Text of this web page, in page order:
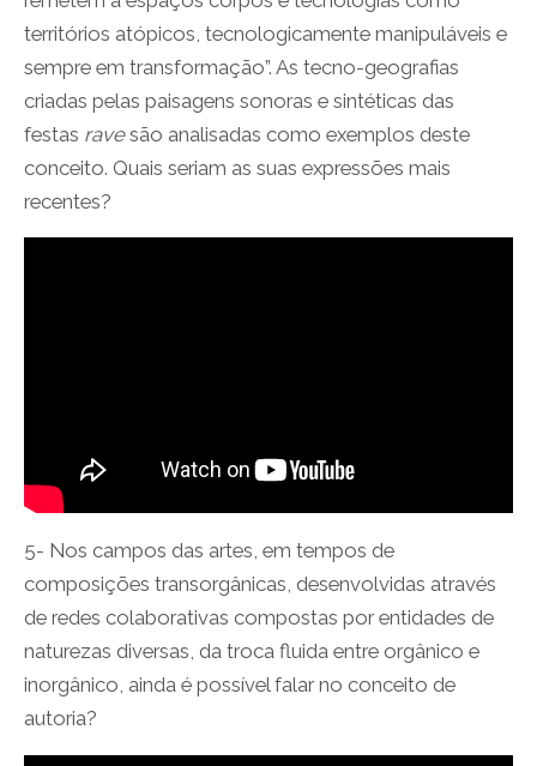
territórios atópicos, tecnologicamente manipuláveis e
sempre em transformação”. As tecno-geografias
criadas pelas paisagens sonoras e sintéticas das
festas ravesão analisadas como exemplos deste
conceito. Quais seriam as suas expressões mais
recentes?
5- Nos campos das artes, em tempos de
composições transorgânicas, desenvolvidas através
de redes colaborativas compostas por entidades de
naturezas diversas, da troca fluida entre orgânico e
inorgânico, ainda é possível falar no conceito de
autoria?